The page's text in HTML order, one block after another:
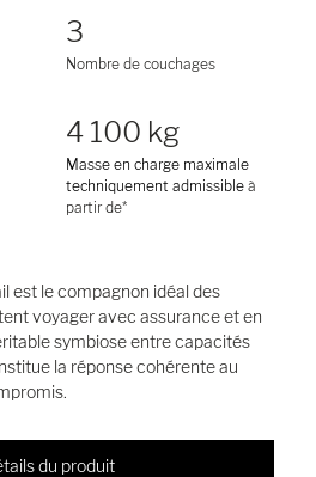
3
Nombre de couchages
4 100 kg
Masse en charge maximale
techniquement admissible à
partir de*
est le compagnon idéal des
voyager avec assurance et en
symbiose entre capacités
la réponse cohérente au
du produit